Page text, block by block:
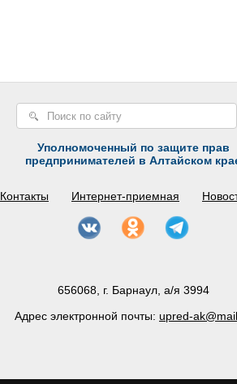
Уполномоченный по защите прав
предпринимателей в Алтайском
Контакты Интернет-приемная
656068, г. Барнаул, а/я 3994
Адрес электронной почты: upred-